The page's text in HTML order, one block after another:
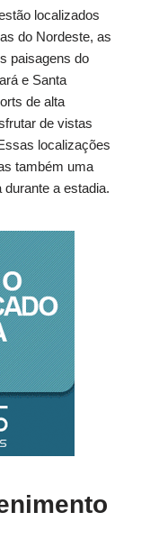
localizados
do Nordeste, as
paisagens do
e Santa
de alta
de vistas
localizações
também uma
a estadia.